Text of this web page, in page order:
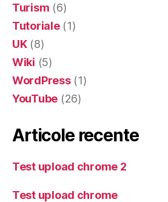
Turism (6)
Tutoriale(1)
UK(8)
Wiki (5)
WordPress(1)
YouTube (26)
Articole recente
Test upload chrome 2
Test upload chrome